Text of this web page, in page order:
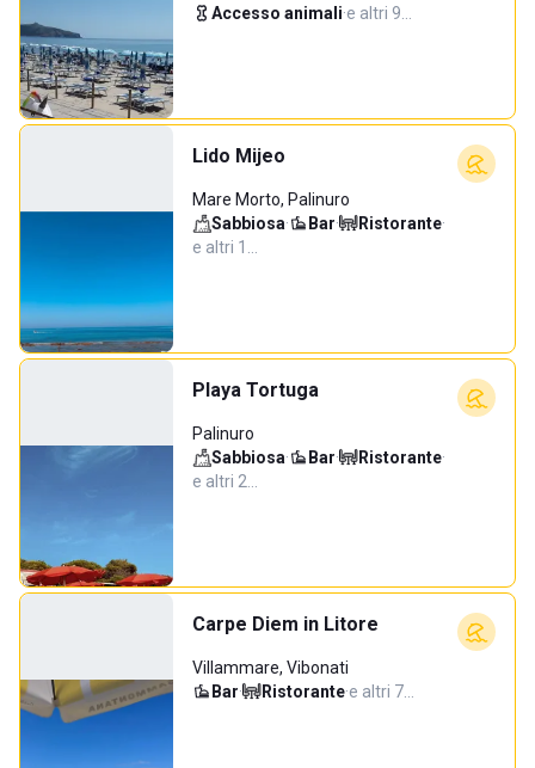
Accesso animali·e altri 9…
Lido Mijeo
Mare Morto, Palinuro
Sabbiosa· Bar· Ristorante·
e altri 1…
Playa Tortuga
Palinuro
Sabbiosa· Bar· Ristorante·
e altri 2…
Carpe Diem in Litore
Villammare, Vibonati
Bar· Ristorante·e altri 7…